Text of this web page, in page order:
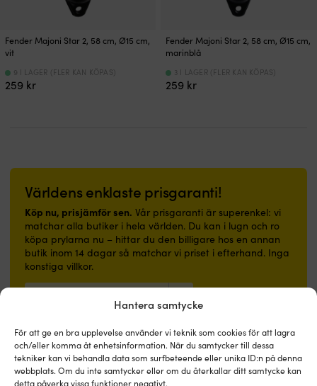
Hantera samtycke
För att ge en bra upplevelse använder vi teknik som cookies för att lagra
och/eller komma åt enhetsinformation. När du samtycker till dessa
tekniker kan vi behandla data som surfbeteende eller unika ID:n på denna
webbplats. Om du inte samtycker eller om du återkallar ditt samtycke kan
detta påverka vissa funktioner negativt.
Fender Majoni Star 2, 58 cm, Ø15 cm,
vit
259 kr
9 I LAGER (FLER KAN KÖPAS)
Fender Majoni Star 2, 58 cm, Ø15 cm,
marinblå
259 kr
3 I LAGER (FLER KAN KÖPAS)
Världens enklaste prisgaranti!
Köp nu, prisjämför sen. Vår prisgaranti är superenkel: vi
matchar alla butiker i hela världen. Du kan i lugn och ro
köpa prylarna nu – hittar du den billigare hos en annan
butik inom 14 dagar så matchar vi priset i efterhand. Inga
konstiga villkor.